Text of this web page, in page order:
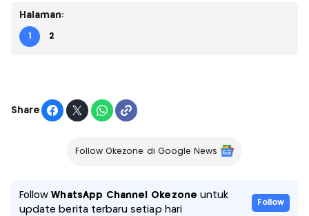
Halaman:
1 2
Share
Follow Okezone di Google News
FollowWhatsApp Channel Okezone untuk
update berita terbaru setiap hari
Follow